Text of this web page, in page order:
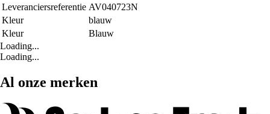
Leveranciersreferentie AV040723N
Kleur
blauw
Kleur
Blauw
Loading...
Loading...
Al onze merken